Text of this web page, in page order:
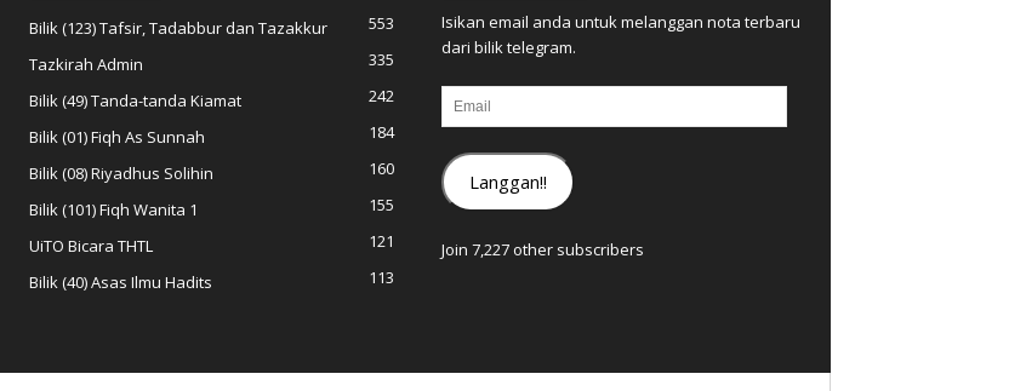
Bilik (123) Tafsir, Tadabbur dan Tazakkur
553
Tazkirah Admin
335
Bilik (49) Tanda-tanda Kiamat
242
Bilik (01) Fiqh As Sunnah
184
Bilik (08) Riyadhus Solihin
160
Bilik (101) Fiqh Wanita 1
155
UiTO Bicara THTL
121
Bilik (40) Asas Ilmu Hadits
113
Isikan email anda untuk melanggan nota terbaru
dari bilik telegram.
Email
Langgan!!
Join 7,227 other subscribers